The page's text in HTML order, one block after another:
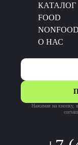
КАТАЛОГ
FOOD
NONFOOD
О НАС
Нажимая на кнопку,